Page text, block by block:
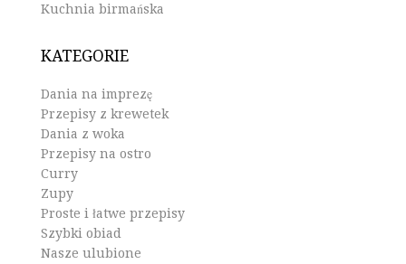
Kuchnia birmańska
KATEGORIE
Dania na imprezę
Przepisy z krewetek
Dania z woka
Przepisy na ostro
Curry
Zupy
Proste i łatwe przepisy
Szybki obiad
Nasze ulubione